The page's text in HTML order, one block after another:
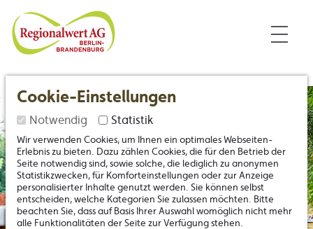
Cookie-Einstellungen
Notwendig Statistik
Wir verwenden Cookies, um Ihnen ein optimales Webseiten-
Erlebnis zu bieten. Dazu zählen Cookies, die für den Betrieb der
Seite notwendig sind, sowie solche, die lediglich zu anonymen
Statistikzwecken, für Komforteinstellungen oder zur Anzeige
personalisierter Inhalte genutzt werden. Sie können selbst
entscheiden, welche Kategorien Sie zulassen möchten. Bitte
beachten Sie, dass auf Basis Ihrer Auswahl womöglich nicht mehr
alle Funktionalitäten der Seite zur Verfügung stehen.